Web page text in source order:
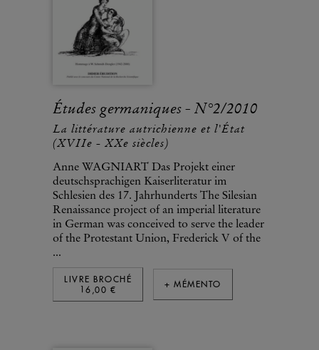
Études germaniques - N°2/2010
La littérature autrichienne et l'État
(XVIIe - XXe siècles)
Anne WAGNIART Das Projekt einer
deutschsprachigen Kaiserliteratur im
Schlesien des 17. Jahrhunderts The Silesian
Renaissance project of an imperial literature
in German was conceived to serve the leader
of the Protestant Union, Frederick V of the
...
LIVRE BROCHÉ
16,00 €
+ MÉMENTO